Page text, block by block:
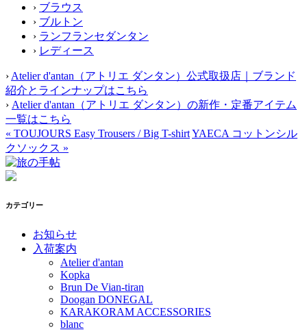
› ブラウス
› ブルトン
› ランフランセダンタン
› レディース
› Atelier d'antan（アトリエ ダンタン）公式取扱店｜ブランド
紹介とラインナップはこちら
› Atelier d'antan（アトリエ ダンタン）の新作・定番アイテム
一覧はこちら
« TOUJOURS Easy Trousers / Big T-shirtYAECA コットンシル
クソックス »
カテゴリー
お知らせ
入荷案内
Atelier d'antan
Kopka
Brun De Vian-tiran
Doogan DONEGAL
KARAKORAM ACCESSORIES
blanc